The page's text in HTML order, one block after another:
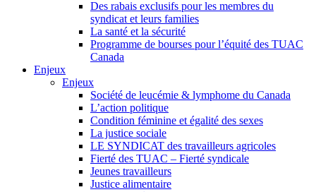
Des rabais exclusifs pour les membres du
syndicat et leurs families
La santé et la sécurité
Programme de bourses pour l’équité des TUAC
Canada
Enjeux
Enjeux
Société de leucémie & lymphome du Canada
L’action politique
Condition féminine et égalité des sexes
La justice sociale
LE SYNDICAT des travailleurs agricoles
Fierté des TUAC – Fierté syndicale
Jeunes travailleurs
Justice alimentaire